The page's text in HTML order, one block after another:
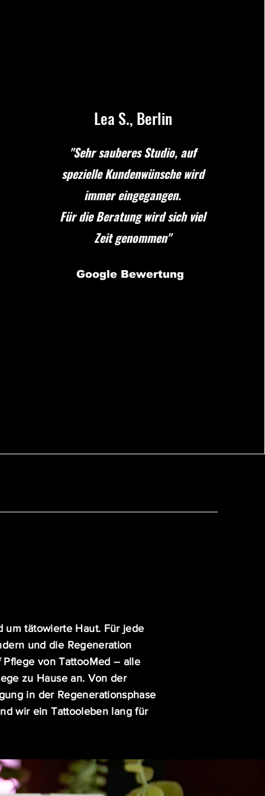
Lea S., Berlin
"Sehr sauberes Studio, auf
spezielle Kundenwünsche wird
immer eingegangen.
Für die Beratung wird sich viel
Zeit genommen"
Google Bewertung
um tätowierte Haut. Für jede
und die Regeneration
von TattooMed – alle
zu Hause an. Von der
in der Regenerationsphase
wir ein Tattooleben lang für